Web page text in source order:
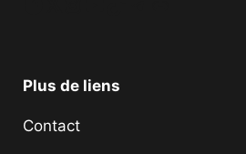
Plus de liens
Contact